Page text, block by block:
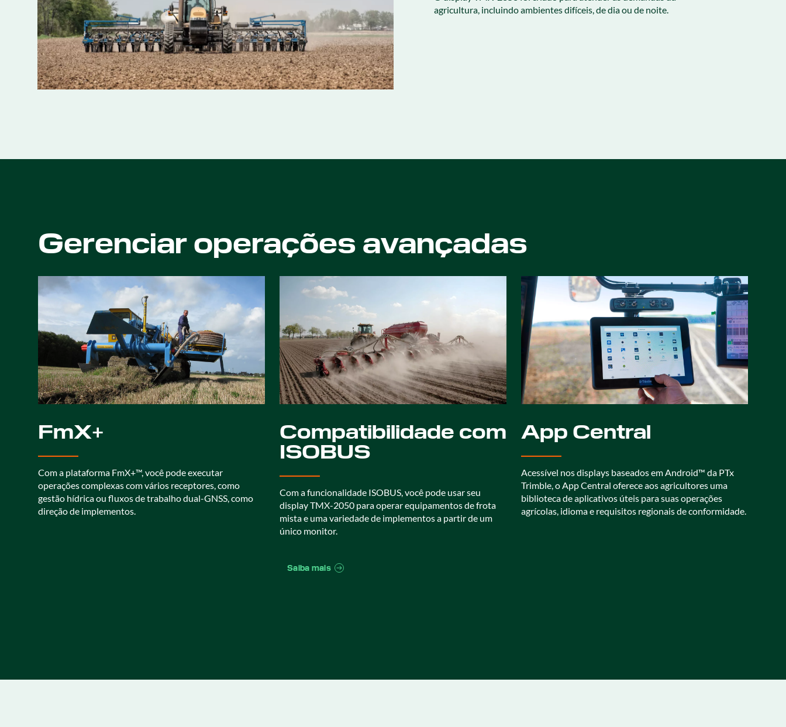
agricultura, incluindo ambientes difíceis, de dia ou de noite.
Gerenciar operações avançadas
FmX+
Com a plataforma FmX+™, você pode executar
operações complexas com vários receptores, como
gestão hídrica ou fluxos de trabalho dual-GNSS, como
direção de implementos.
Compatibilidade com
ISOBUS
Com a funcionalidade ISOBUS, você pode usar seu
display TMX-2050 para operar equipamentos de frota
mista e uma variedade de implementos a partir de um
único monitor.
Saiba mais
App Central
Acessível nos displays baseados em Android™ da PTx
Trimble, o App Central oferece aos agricultores uma
biblioteca de aplicativos úteis para suas operações
agrícolas, idioma e requisitos regionais de conformidade.